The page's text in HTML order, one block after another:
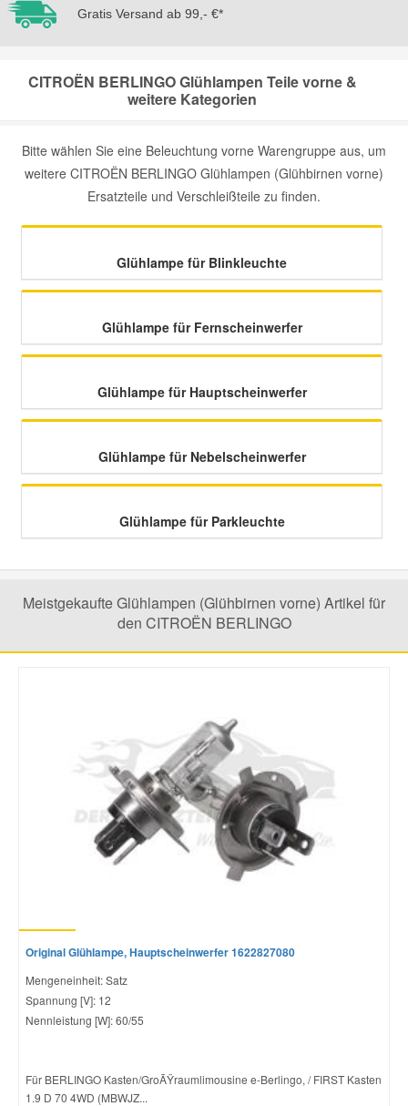
Gratis Versand ab 99,- €*
CITROËN BERLINGO Glühlampen Teile vorne &
weitere Kategorien
Bitte wählen Sie eine Beleuchtung vorne Warengruppe aus, um
weitere CITROËN BERLINGO Glühlampen (Glühbirnen vorne)
Ersatzteile und Verschleißteile zu finden.
Glühlampe für Blinkleuchte
Glühlampe für Fernscheinwerfer
Glühlampe für Hauptscheinwerfer
Glühlampe für Nebelscheinwerfer
Glühlampe für Parkleuchte
Meistgekaufte Glühlampen (Glühbirnen vorne) Artikel für
den CITROËN BERLINGO
Original Glühlampe, Hauptscheinwerfer 1622827080
Mengeneinheit: Satz
Spannung [V]: 12
Nennleistung [W]: 60/55
Für BERLINGO Kasten/GroÃŸraumlimousine e-Berlingo, / FIRST Kasten
1.9 D 70 4WD (MBWJZ...
Mini Ersatzteile
Mitsubishi Ersatzteile
Porsche Ersatzteile
Seat Ersatzteile
Skoda Ersatzteile
Smart Ersatzteile
Suzuki Ersatzteile
Vauxhall Ersatzteile
Volvo Ersatzteile